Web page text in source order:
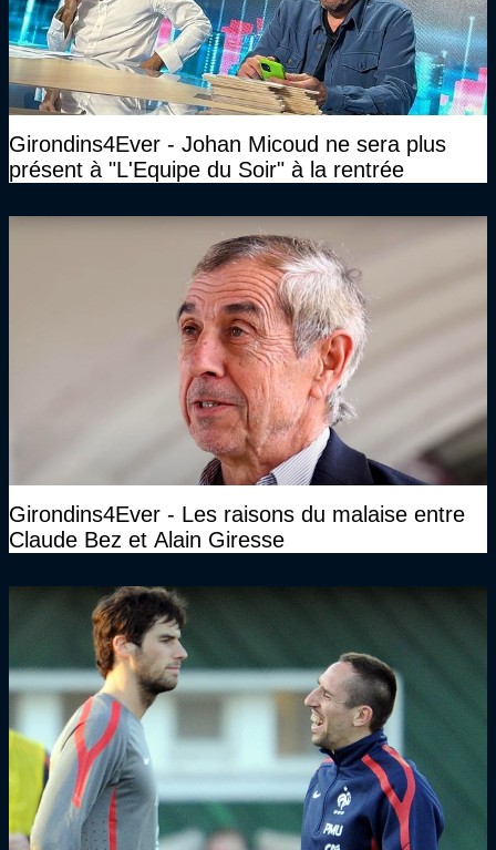
Girondins4Ever - Johan Micoud ne sera plus
présent à "L'Equipe du Soir" à la rentrée
Girondins4Ever - Les raisons du malaise entre
Claude Bez et Alain Giresse